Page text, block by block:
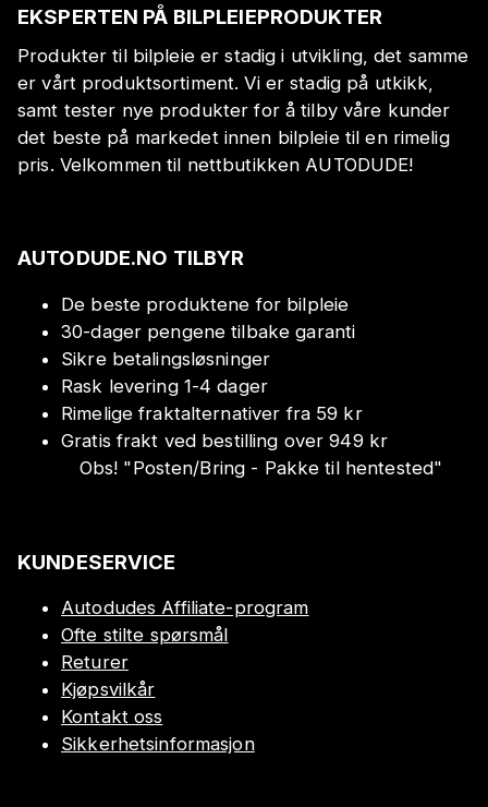
EKSPERTEN PÅ BILPLEIEPRODUKTER
Produkter til bilpleie er stadig i utvikling, det samme
er vårt produktsortiment. Vi er stadig på utkikk,
samt tester nye produkter for å tilby våre kunder
det beste på markedet innen bilpleie til en rimelig
pris. Velkommen til nettbutikken AUTODUDE!
AUTODUDE.NO TILBYR
De beste produktene for bilpleie
30-dager pengene tilbake garanti
Sikre betalingsløsninger
Rask levering 1-4 dager
Rimelige fraktalternativer fra 59 kr
Gratis frakt ved bestilling over 949 kr
Obs! "Posten/Bring - Pakke til hentested"
KUNDESERVICE
Autodudes Affiliate-program
Ofte stilte spørsmål
Returer
Kjøpsvilkår
Kontakt oss
Sikkerhetsinformasjon